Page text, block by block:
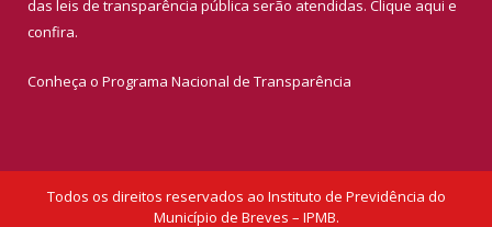
das leis de transparência pública serão atendidas. Clique aqui e
confira.
Conheça o Programa Nacional de Transparência
Todos os direitos reservados ao Instituto de Previdência do
Município de Breves – IPMB.